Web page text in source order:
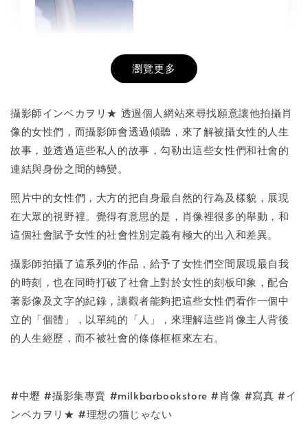
NT$ 50
NT$ 100
- +
瀏覽更多
攝影師インベカヲリ★ 透過個人網站來尋找願意讓他拍攝肖
像的女性們，而攝影師會透過傾聽，來了解被攝女性的人生
故事，並透過這些私人的故事，勾勒出這些女性們和社會的
連結與身份之間的轉變。
照片中的女性們，大方的把自身最自然的行為及樣貌，展現
在大眾的視野裡。覺得有意思的是，肖像裡很多的舉動，和
這個社會賦予女性的社會性別定義有極大的出入和差異。
攝影師拍攝了這系列的作品，給予了女性們空間展現最自我
的時刻，也在同時打破了社會上對於女性的刻板印象，配合
著影像及文字的紀錄，讓觀者能夠把這些女性們看作一個中
立的「個體」，以單純的「人」，來理解這些肖像主人背後
的人生經歷，而不被社會的條條框框來左右。
#中壢 #攝影集專賣 #milkbarbookstore #肖像 #寫真 #イ
ンベカヲリ★ #理想の猫じゃない